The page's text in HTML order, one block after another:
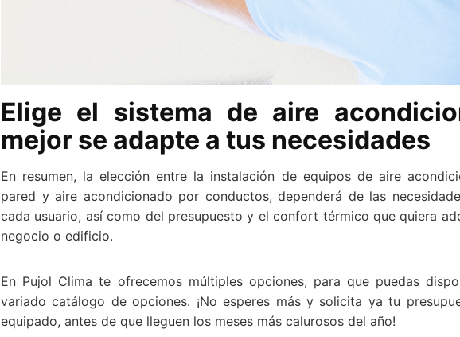
Elige el sistema de aire
mejor se adapte a tus necesidades
En resumen, la elección entre la instalación de equipos de aire
pared y aire acondicionado por conductos, dependerá de las
cada usuario, así como del presupuesto y el confort térmico que quiera
negocio o edificio.
En Pujol Clima te ofrecemos múltiples opciones, para que puedas
variado catálogo de opciones. ¡No esperes más y solicita ya tu
equipado, antes de que lleguen los meses más calurosos del año!